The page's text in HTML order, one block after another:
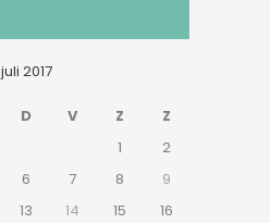
juli 2017
D V Z Z
1
2
6 7 8
9
13 14 15
16